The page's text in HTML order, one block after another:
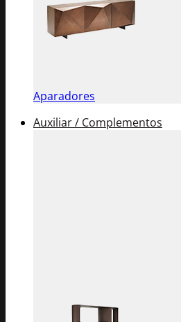
Aparadores
Auxiliar / Complementos